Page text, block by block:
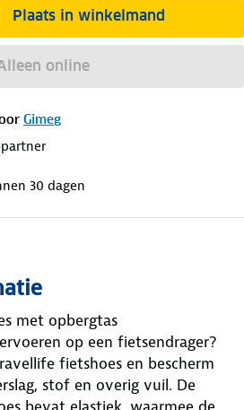
Plaats in winkelmand
online
Gimeg
30 dagen
met opbergtas
op een fietsendrager?
fietshoes en bescherm
stof en overig vuil. De